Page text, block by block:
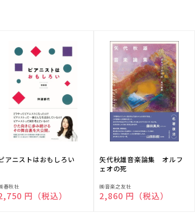
アニストはおもしろい
春秋社
常価格円（税込）
矢代秋雄音楽論集 オルフ
ェオの死
販
売
㈱音楽之友社
通常価格
2,860 円（税込）